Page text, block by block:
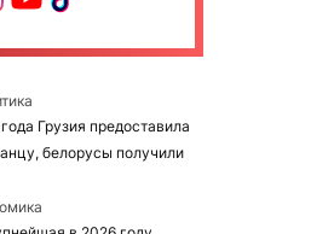
Грузия предоставила
белорусы получили